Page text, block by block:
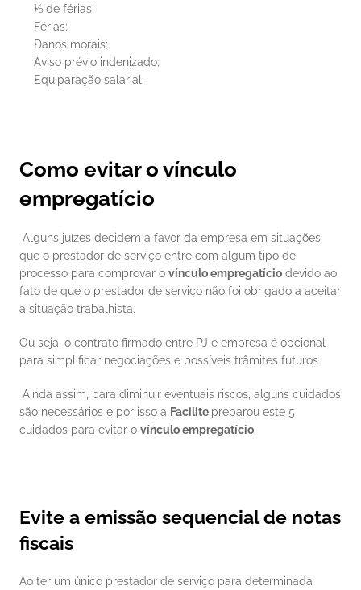
⅓ de férias;
Férias;
Danos morais;
Aviso prévio indenizado;
Equiparação salarial.
Como evitar o vínculo
empregatício
que o prestador de serviço entre com algum tipo de
processo para comprovar o vínculo empregatício devido ao
fato de que o prestador de serviço não foi obrigado a aceitar
a situação trabalhista.
Ou seja, o contrato firmado entre PJ e empresa é opcional
para simplificar negociações e possíveis trâmites futuros.
são necessários e por isso a Facilite preparou este 5
cuidados para evitar o vínculo empregatício.
Evite a emissão sequencial de notas
fiscais
Ao ter um único prestador de serviço para determinada